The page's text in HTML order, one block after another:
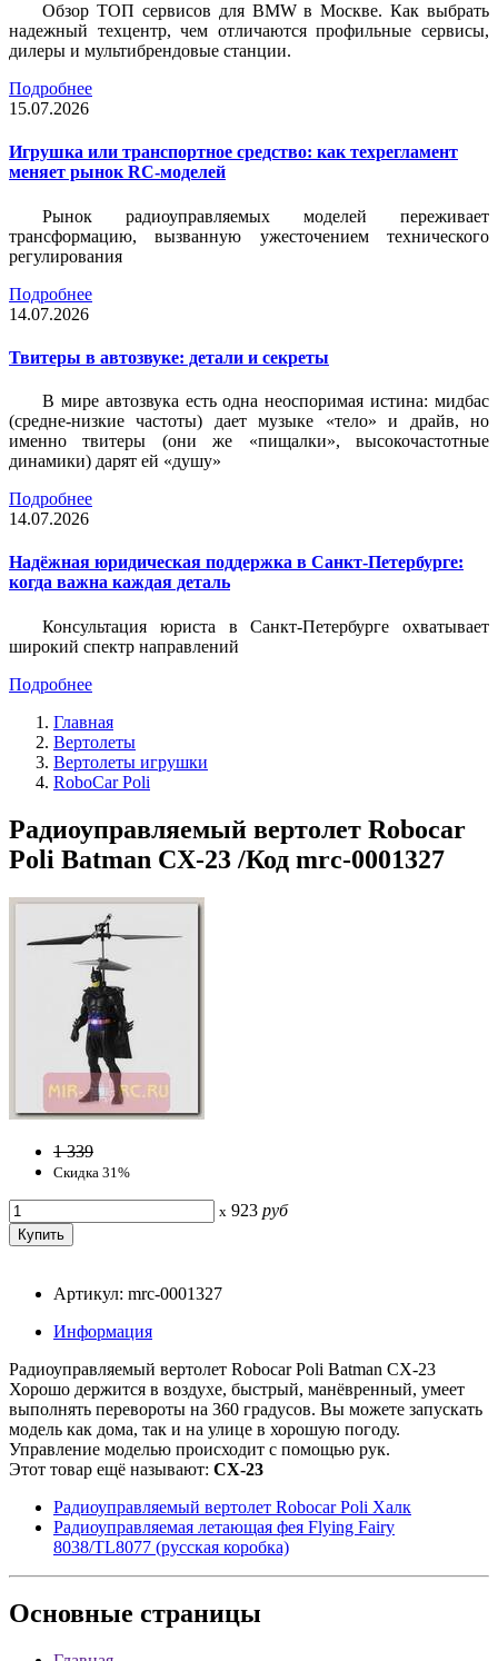
Обзор ТОП сервисов для BMW в Москве. Как выбрать
надежный техцентр, чем отличаются профильные сервисы,
дилеры и мультибрендовые станции.
Подробнее
15.07.2026
Игрушка или транспортное средство: как техрегламент
меняет рынок RC-моделей
Рынок радиоуправляемых моделей переживает
трансформацию, вызванную ужесточением технического
регулирования
Подробнее
14.07.2026
Твитеры в автозвуке: детали и секреты
В мире автозвука есть одна неоспоримая истина: мидбас
(средне-низкие частоты) дает музыке «тело» и драйв, но
именно твитеры (они же «пищалки», высокочастотные
динамики) дарят ей «душу»
Подробнее
14.07.2026
Надёжная юридическая поддержка в Санкт-Петербурге:
когда важна каждая деталь
Консультация юриста в Санкт-Петербурге охватывает
широкий спектр направлений
Подробнее
Главная
Вертолеты
Вертолеты игрушки
RoboCar Poli
Радиоуправляемый вертолет Robocar
Poli Batman CX-23 /Код mrc-0001327
1 339
Скидка 31%
x 923 руб
Артикул: mrc-0001327
Информация
Радиоуправляемый вертолет Robocar Poli Batman CX-23
Хорошо держится в воздухе, быстрый, манёвренный, умеет
выполнять перевороты на 360 градусов. Вы можете запускать
модель как дома, так и на улице в хорошую погоду.
Управление моделью происходит с помощью рук.
Этот товар ещё называют: CX-23
Радиоуправляемый вертолет Robocar Poli Халк
Радиоуправляемая летающая фея Flying Fairy
8038/TL8077 (русская коробка)
Основные страницы